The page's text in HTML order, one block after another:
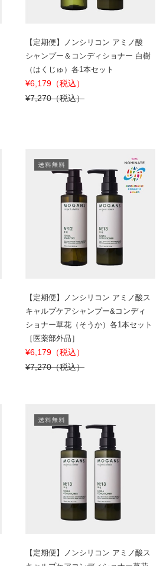
【定期便】ノンシリコン アミノ酸
シャンプー＆コンディショナー 白樹
（はくじゅ）各1本セット
¥6,179（税込）
¥7,270（税込）
【定期便】ノンシリコン アミノ酸ス
キャルプケアシャンプー&コンディ
ショナー草花（そうか）各1本セット
［医薬部外品］
¥6,179（税込）
¥7,270（税込）
【定期便】ノンシリコン アミノ酸ス